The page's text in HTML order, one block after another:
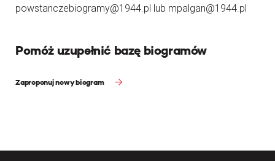
powstanczebiogramy@1944.pl lub mpalgan@1944.pl
Pomóż uzupełnić bazę biogramów
Zaproponuj nowy biogram